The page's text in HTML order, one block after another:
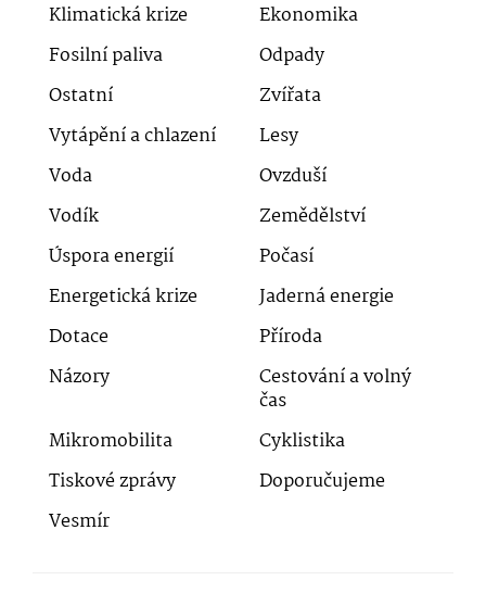
Klimatická krize
Ekonomika
Fosilní paliva
Odpady
Ostatní
Zvířata
Vytápění a chlazení
Lesy
Voda
Ovzduší
Vodík
Zemědělství
Úspora energií
Počasí
Energetická krize
Jaderná energie
Dotace
Příroda
Názory
Cestování a volný
čas
Mikromobilita
Cyklistika
Tiskové zprávy
Doporučujeme
Vesmír